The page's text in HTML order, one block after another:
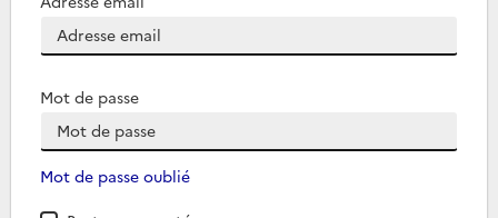
Mot de passe
Mot de passe oublié